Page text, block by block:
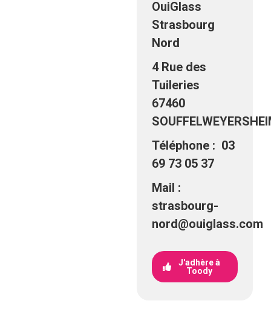
OuiGlass
Strasbourg
Nord
4 Rue des
Tuileries
67460
Téléphone : 03
69 73 05 37
Mail :
strasbourg-
nord@ouiglass.com
J'adhère à
Toody